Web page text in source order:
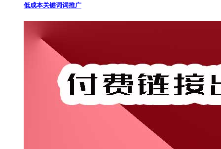
低成本关键词词推广